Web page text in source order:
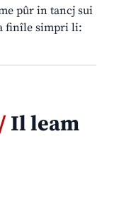
pûr in tancj sui
finîle simpri li:
Il leam